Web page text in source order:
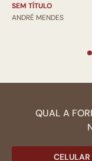
SEM TÍTULO
ANDRÉ MENDES
QUAL A
CELULAR